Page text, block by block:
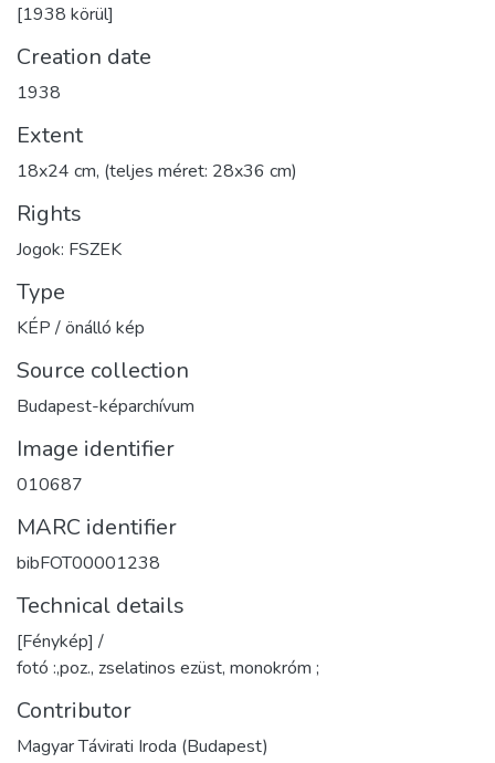
[1938 körül]
Creation date
1938
Extent
18x24 cm, (teljes méret: 28x36 cm)
Rights
Jogok: FSZEK
Type
KÉP / önálló kép
Source collection
Budapest-képarchívum
Image identifier
010687
MARC identifier
bibFOT00001238
Technical details
[Fénykép] /
fotó :,poz., zselatinos ezüst, monokróm ;
Contributor
Magyar Távirati Iroda (Budapest)